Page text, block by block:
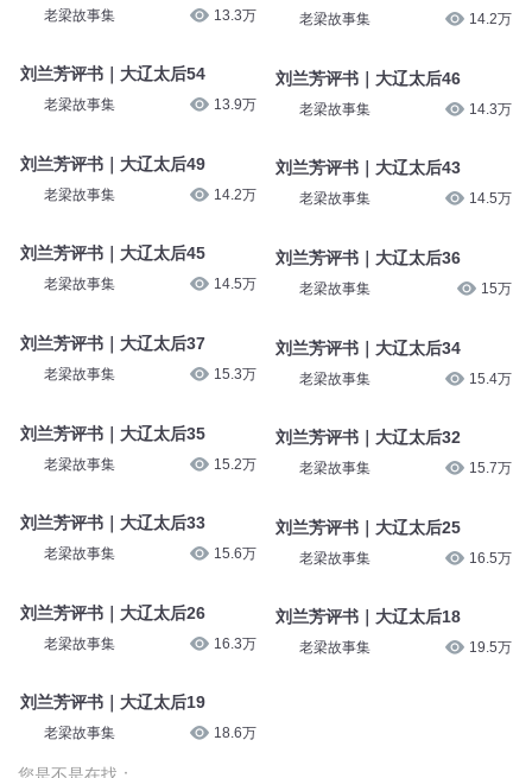
老梁故事集 13.3万
刘兰芳评书｜大辽太后54
老梁故事集 13.9万
刘兰芳评书｜大辽太后49
老梁故事集 14.2万
刘兰芳评书｜大辽太后45
老梁故事集 14.5万
刘兰芳评书｜大辽太后37
老梁故事集 15.3万
刘兰芳评书｜大辽太后35
老梁故事集 15.2万
刘兰芳评书｜大辽太后33
老梁故事集 15.6万
刘兰芳评书｜大辽太后26
老梁故事集 16.3万
刘兰芳评书｜大辽太后19
老梁故事集 18.6万
老梁故事集 14.2万
刘兰芳评书｜大辽太后46
老梁故事集 14.3万
刘兰芳评书｜大辽太后43
老梁故事集 14.5万
刘兰芳评书｜大辽太后36
老梁故事集 15万
刘兰芳评书｜大辽太后34
老梁故事集 15.4万
刘兰芳评书｜大辽太后32
老梁故事集 15.7万
刘兰芳评书｜大辽太后25
老梁故事集 16.5万
刘兰芳评书｜大辽太后18
老梁故事集 19.5万